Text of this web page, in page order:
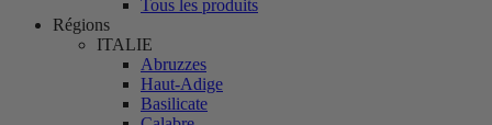
Tous les produits
Régions
ITALIE
Abruzzes
Haut-Adige
Basilicate